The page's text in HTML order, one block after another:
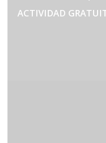
ACTIVIDAD